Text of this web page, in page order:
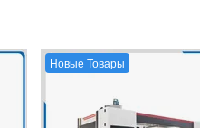
Новые Товары